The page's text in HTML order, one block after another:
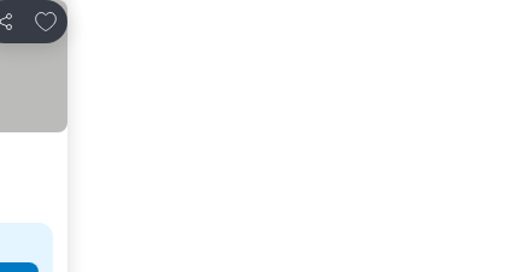
Condividi
Aggiungi ai preferiti